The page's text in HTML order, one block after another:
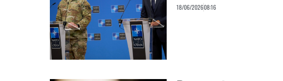
18/06/202608:16